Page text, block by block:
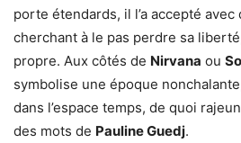
porte étendards, il l’a accepté
cherchant à le pas perdre sa
propre. Aux côtés de Nirvana ou
symbolise une époque
dans l’espace temps, de quoi
des mots de Pauline Guedj.